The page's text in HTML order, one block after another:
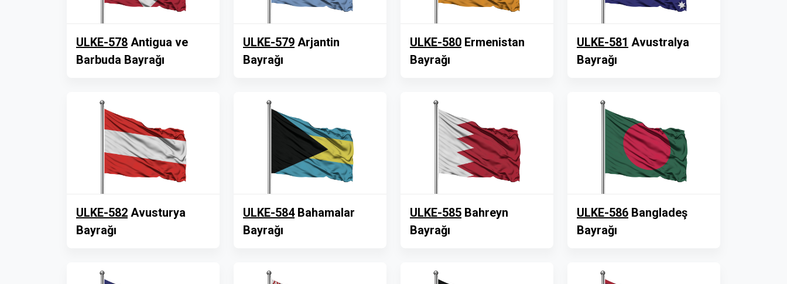
ULKE-578 Antigua ve
Barbuda Bayrağı
ULKE-579 Arjantin
Bayrağı
ULKE-580 Ermenistan
Bayrağı
ULKE-581 Avustralya
Bayrağı
ULKE-582 Avusturya
Bayrağı
ULKE-584Bahamalar
Bayrağı
ULKE-585 Bahreyn
Bayrağı
ULKE-586 Bangladeş
Bayrağı